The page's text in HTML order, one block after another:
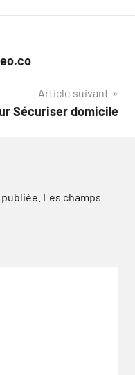
Article suivant
Sécuriser domicile
Les champs